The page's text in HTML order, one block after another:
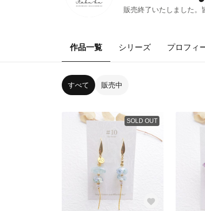
販売終了いたしました。
作品一覧 シリーズ プロフィ
すべて 販売中
SOLD OUT